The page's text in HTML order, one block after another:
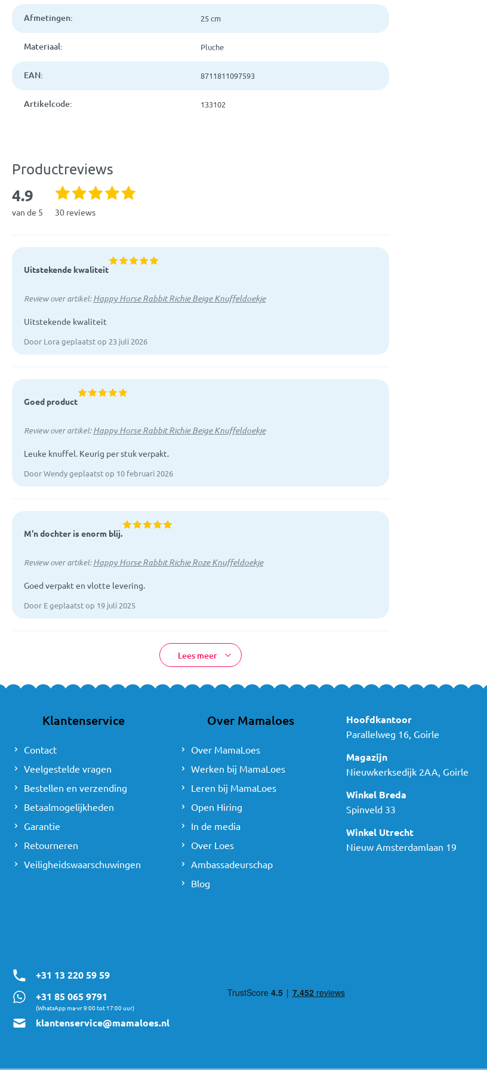
Afmetingen: 25 cm
Materiaal: Pluche
EAN: 8711811097593
Artikelcode: 133102
Productreviews
4.9
van de 5 30 reviews
Uitstekende kwaliteit
Review over artikel:Happy Horse Rabbit Richie Beige Knuffeldoekje
Uitstekende kwaliteit
Door Lora geplaatst op 23 juli 2026
Goed product
Review over artikel:Happy Horse Rabbit Richie Beige Knuffeldoekje
Leuke knuffel. Keurig per stuk verpakt.
Door Wendy geplaatst op 10 februari 2026
M'n dochter is enorm blij.
Review over artikel:Happy Horse Rabbit Richie Roze Knuffeldoekje
Goed verpakt en vlotte levering.
Door E geplaatst op 19 juli 2025
Lees meer
Klantenservice
Contact
Veelgestelde vragen
Bestellen en verzending
Betaalmogelijkheden
Garantie
Retourneren
Veiligheidswaarschuwingen
Over Mamaloes
Over MamaLoes
Werken bij MamaLoes
Leren bij MamaLoes
Open Hiring
In de media
Over Loes
Ambassadeurschap
Blog
Hoofdkantoor
Parallelweg 16, Goirle
Magazijn
Nieuwkerksedijk 2AA, Goirle
Winkel Breda
Spinveld 33
Winkel Utrecht
Nieuw Amsterdamlaan 19
+31 13 220 59 59
+31 85 065 9791
(WhatsApp ma-vr 9:00 tot 17:00 uur)
klantenservice@mamaloes.nl